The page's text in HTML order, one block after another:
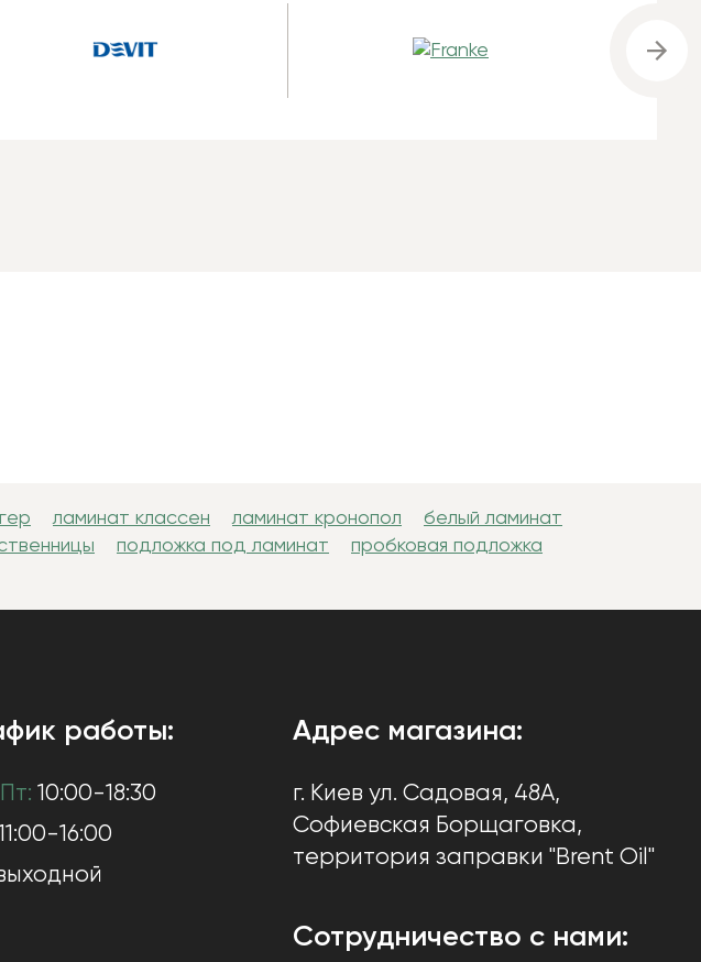
ламинат классен ламинат кронопол
белый ламинат
подложка под ламинат
пробковая подложка
работы:
10:00-18:30
16:00
Адрес магазина:
г. Киев ул. Садовая, 48А,
Софиевская Борщаговка,
территория заправки "Brent Oil"
Сотрудничество с нами: